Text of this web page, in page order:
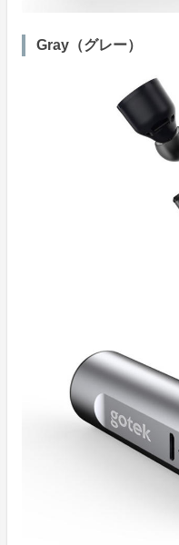
Gray（グレー）